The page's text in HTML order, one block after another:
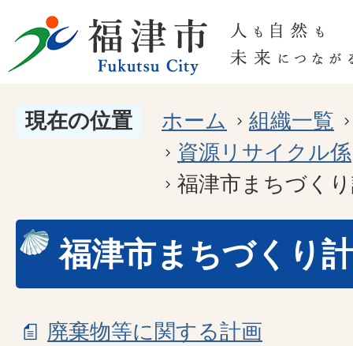
現在の位置 ホーム
組織一覧
資源リサイクル係
福津市まちづく
福津市まちづくり
廃棄物等に関する計画